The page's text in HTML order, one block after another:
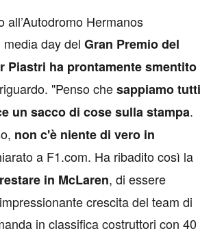
all’Autodromo Hermanos
day del Gran Premio del
Piastri ha prontamente smentito
"Penso chesappiamo tutti
un sacco di cose sulla stampa.
non c'è niente di vero in
a F1.com. Ha ribadito così la
in McLaren, di essere
crescita del team di
in classifica costruttori con 40